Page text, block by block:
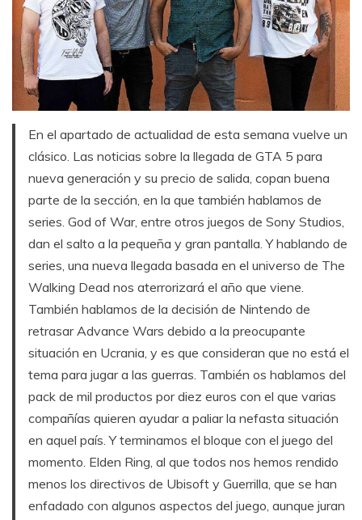
En el apartado de actualidad de esta semana vuelve un
clásico. Las noticias sobre la llegada de GTA 5 para
nueva generación y su precio de salida, copan buena
parte de la sección, en la que también hablamos de
series. God of War, entre otros juegos de Sony Studios,
dan el salto a la pequeña y gran pantalla. Y hablando de
series, una nueva llegada basada en el universo de The
Walking Dead nos aterrorizará el año que viene.
También hablamos de la decisión de Nintendo de
retrasar Advance Wars debido a la preocupante
situación en Ucrania, y es que consideran que no está el
tema para jugar a las guerras. También os hablamos del
pack de mil productos por diez euros con el que varias
compañías quieren ayudar a paliar la nefasta situación
en aquel país. Y terminamos el bloque con el juego del
momento. Elden Ring, al que todos nos hemos rendido
menos los directivos de Ubisoft y Guerrilla, que se han
enfadado con algunos aspectos del juego, aunque juran